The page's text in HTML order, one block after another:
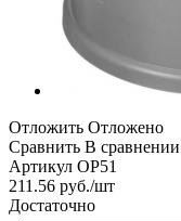
Отложить Отложено
Сравнить В сравнении
Артикул ОР51
211.56 руб./шт
Достаточно